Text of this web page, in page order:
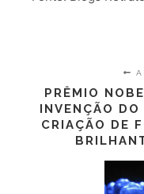
PRÊMIO
INVENÇÃO
CRIAÇÃO DE